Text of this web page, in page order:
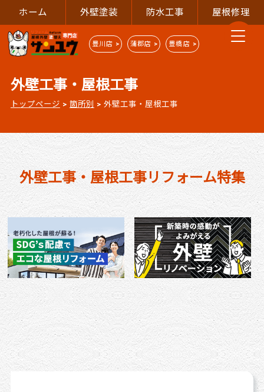
ホーム 外壁塗装 防水工事 屋根修理
豊川店 > 蒲郡店 > 豊橋店 >
外壁工事・屋根工事
トップページ > 箇所別 > 外壁工事・屋根工事
外壁工事・屋根工事リフォーム特集